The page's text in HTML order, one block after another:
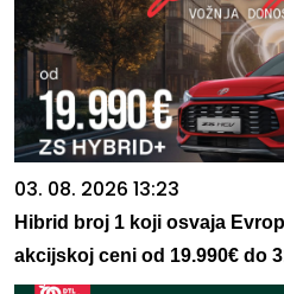
03. 08. 2026 13:23
Hibrid broj 1 koji osvaja
akcijskoj ceni od 19.990€ do